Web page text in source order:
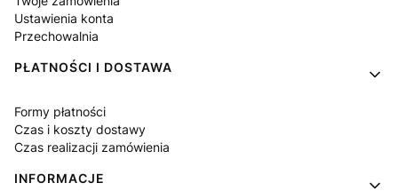
Ustawienia konta
Przechowalnia
PŁATNOŚCI I DOSTAWA
Formy płatności
Czas i koszty dostawy
Czas realizacji zamówienia
INFORMACJE